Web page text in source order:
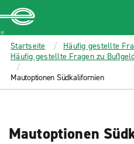
MAIN
CONTENT
Enterprise
Startseite
Häufig gestellte
Häufig gestellte Fragen zu
Mautoptionen Südkalifornien
Mautoptionen